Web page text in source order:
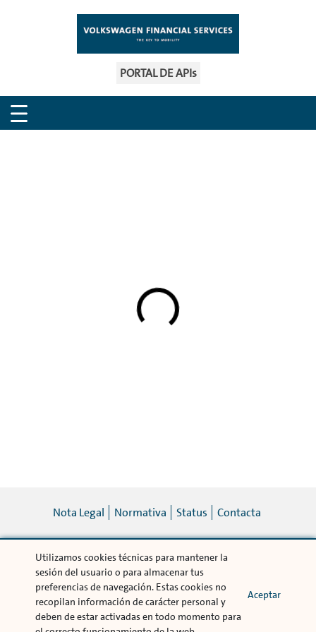
PORTAL DE APIs
Utilizamos cookies técnicas para mantener la
sesión del usuario o para almacenar tus
preferencias de navegación. Estas cookies no
recopilan información de carácter personal y
deben de estar activadas en todo momento para
Aceptar
Nota Legal Normativa Status Contacta
© Volkswagen Bank 2019
Volkswagen Financial Services es una marca comercializada por Volkswagen Bank
GmbH Sucursal en España. Avda. de Bruselas 34 28108 Alcobendas (Madrid),
Registro Mercantil de la provincia de Madrid. Tomo 16.828, folio 184, hoja M-
287573 Inscrita con el nº 1480 Registro Especial del Banco de España - CIF
W0042741I